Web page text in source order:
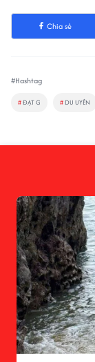
Chia sẻ
#Hashtag
#ĐẠT G # DU UYÊN